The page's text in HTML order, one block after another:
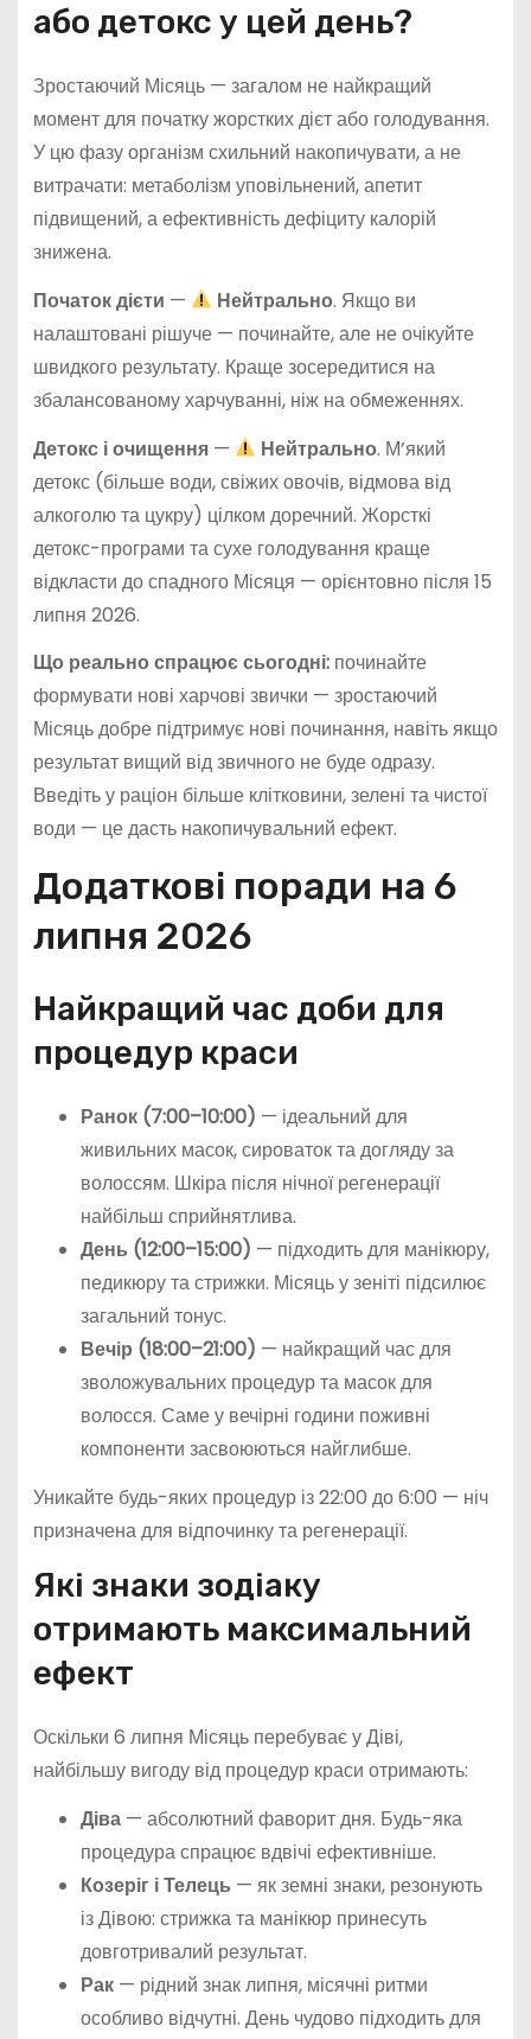
або детокс у цей день?
Зростаючий Місяць — загалом не найкращий
момент для початку жорстких дієт або голодування.
У цю фазу організм схильний накопичувати, а не
витрачати: метаболізм уповільнений, апетит
підвищений, а ефективність дефіциту калорій
знижена.
Початок дієти — Нейтрально. Якщо ви
налаштовані рішуче — починайте, але не очікуйте
швидкого результату. Краще зосередитися на
збалансованому харчуванні, ніж на обмеженнях.
Детокс і очищення— Нейтрально. М’який
детокс (більше води, свіжих овочів, відмова від
алкоголю та цукру) цілком доречний. Жорсткі
детокс-програми та сухе голодування краще
відкласти до спадного Місяця — орієнтовно після 15
липня 2026.
Що реально спрацює сьогодні:починайте
формувати нові харчові звички — зростаючий
Місяць добре підтримує нові починання, навіть якщо
результат вищий від звичного не буде одразу.
Введіть у раціон більше клітковини, зелені та чистої
води — це дасть накопичувальний ефект.
Додаткові поради на 6
липня 2026
Найкращий час доби для
процедур краси
Ранок (7:00–10:00) — ідеальний для
живильних масок, сироваток та догляду за
волоссям. Шкіра після нічної регенерації
найбільш сприйнятлива.
День (12:00–15:00) — підходить для манікюру,
педикюру та стрижки. Місяць у зеніті підсилює
загальний тонус.
Вечір (18:00–21:00) — найкращий час для
зволожувальних процедур та масок для
волосся. Саме у вечірні години поживні
компоненти засвоюються найглибше.
Уникайте будь-яких процедур із 22:00 до 6:00 — ніч
призначена для відпочинку та регенерації.
Які знаки зодіаку
отримають максимальний
ефект
Оскільки 6 липня Місяць перебуває у Діві,
найбільшу вигоду від процедур краси отримають:
Діва— абсолютний фаворит дня. Будь-яка
процедура спрацює вдвічі ефективніше.
Козеріг і Телець — як земні знаки, резонують
із Дівою: стрижка та манікюр принесуть
довготривалий результат.
Рак— рідний знак липня, місячні ритми
особливо відчутні. День чудово підходить для